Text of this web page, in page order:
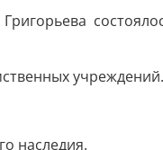
учреждений.
наследия.